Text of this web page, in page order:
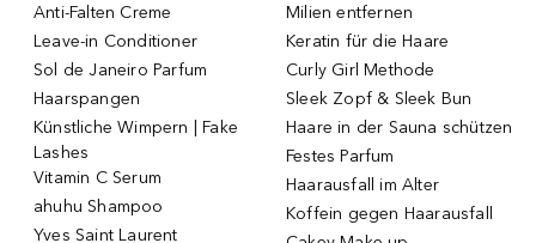
Anti-Falten Creme
Leave-in Conditioner
Sol de Janeiro Parfum
Haarspangen
Künstliche Wimpern | Fake
Lashes
Vitamin C Serum
ahuhu Shampoo
Yves Saint Laurent
Milien entfernen
Keratin für die Haare
Curly Girl Methode
Sleek Zopf & Sleek Bun
Haare in der Sauna schützen
Festes Parfum
Haarausfall im Alter
Koffein gegen Haarausfall